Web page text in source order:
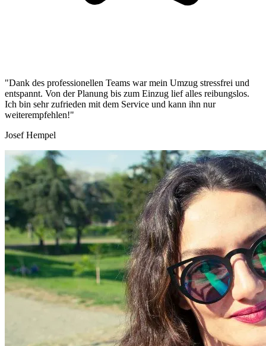
"Dank des professionellen Teams war mein Umzug stressfrei und
entspannt. Von der Planung bis zum Einzug lief alles reibungslos.
Ich bin sehr zufrieden mit dem Service und kann ihn nur
weiterempfehlen!"
Josef Hempel